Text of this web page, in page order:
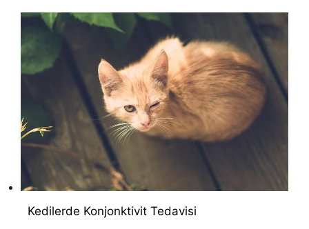
Kedilerde Konjonktivit Tedavisi